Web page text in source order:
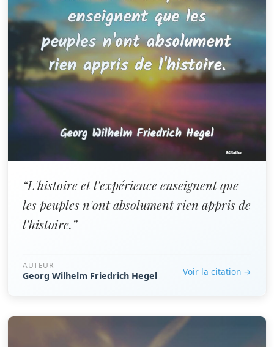
“L'histoire et l'expérience enseignent que
les peuples n'ont absolument rien appris de
l'histoire.”
AUTEUR
Georg Wilhelm Friedrich Hegel Voir la citation →